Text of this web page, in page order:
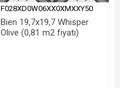
F028XD0W06XX0XMXXY50
Bien 19,7x19,7 Whisper
Olive (0,81 m2 fiyatı)